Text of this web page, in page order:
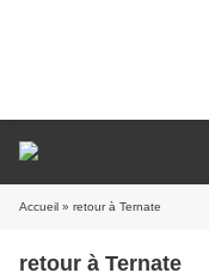
Accueil » retour à Ternate
retour à Ternate